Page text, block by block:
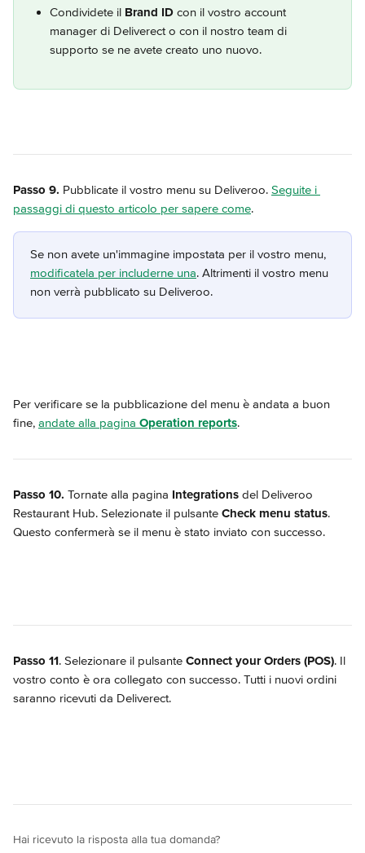
Condividete il Brand ID con il vostro account
manager di Deliverect o con il nostro team di
supporto se ne avete creato uno nuovo.
Passo 9. Pubblicate il vostro menu su Deliveroo. Seguite i
passaggi di questo articolo per sapere come.
Se non avete un'immagine impostata per il vostro menu,
modificatela per includerne una. Altrimenti il vostro menu
non verrà pubblicato su Deliveroo.
Per verificare se la pubblicazione del menu è andata a buon
fine, andate alla pagina Operation reports.
Passo 10. Tornate alla pagina Integrations del Deliveroo
Restaurant Hub. Selezionate il pulsante Check menu status.
Questo confermerà se il menu è stato inviato con successo.
Passo 11. Selezionare il pulsante Connect your Orders (POS). Il
vostro conto è ora collegato con successo. Tutti i nuovi ordini
saranno ricevuti da Deliverect.
Hai ricevuto la risposta alla tua domanda?